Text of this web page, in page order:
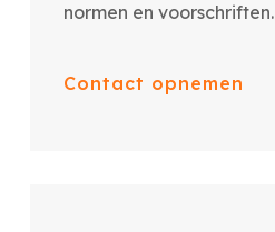
normen en voorschriften.
Contact opnemen